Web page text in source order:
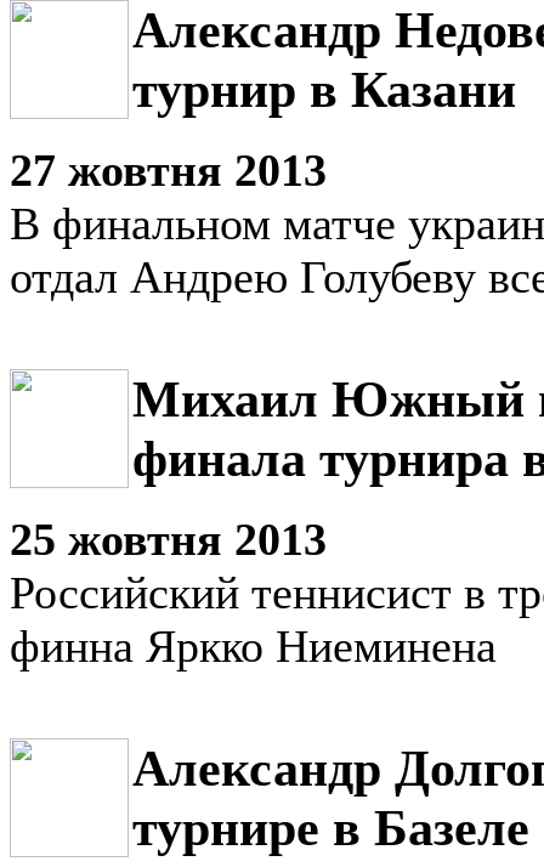
Александр
турнир в Казани
27 жовтня 2013
В финальном матче
отдал Андрею Голубеву
Михаил Южный
финала турнира
25 жовтня 2013
Российский теннисист в
финна Яркко Ниеминена
Александр
турнире в Базеле